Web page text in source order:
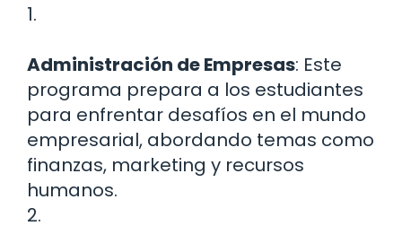
1.
Administración de Empresas: Este
programa prepara a los estudiantes
para enfrentar desafíos en el mundo
empresarial, abordando temas como
finanzas, marketing y recursos
humanos.
2.